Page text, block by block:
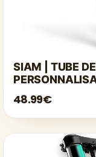
SIAM | TUBE
48.99€